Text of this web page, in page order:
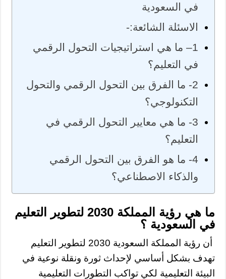
في السعودية
الاسئلة الشائعة:-
1– ما هي استراتيجيات التحول الرقمي
في التعليم؟
2- ما الفرق بين التحول الرقمي والتحول
التكنولوجي؟
3- ما هي معايير التحول الرقمي في
التعليم؟
4- ما هو الفرق بين التحول الرقمي
والذكاء الاصطناعي؟
ما هي رؤية المملكة 2030 لتطوير التعليم
في السعودية ؟
أن رؤية المملكة السعودية 2030 لتطوير التعليم
تهدف بشكل أساسي لإحداث ثورة ونقلة نوعية في
البيئة التعليمية لكي تواكب التطورات التعليمية